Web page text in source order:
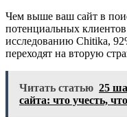
Чем выше ваш сайт в
потенциальных
исследованию Chitika,
переходят на вторую
Читать статью 25
сайта: что учесть,